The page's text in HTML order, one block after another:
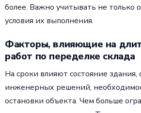
более. Важно учитывать не только
условия их выполнения.
Факторы, влияющие на
работ по переделке склада
На сроки влияют состояние здания,
инженерных решений,
остановки объекта. Чем больше